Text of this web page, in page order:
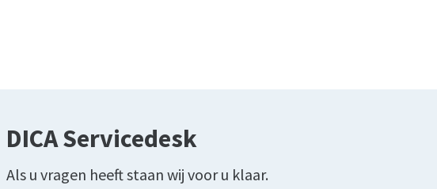
DICA Servicedesk
Als u vragen heeft staan wij voor u klaar.